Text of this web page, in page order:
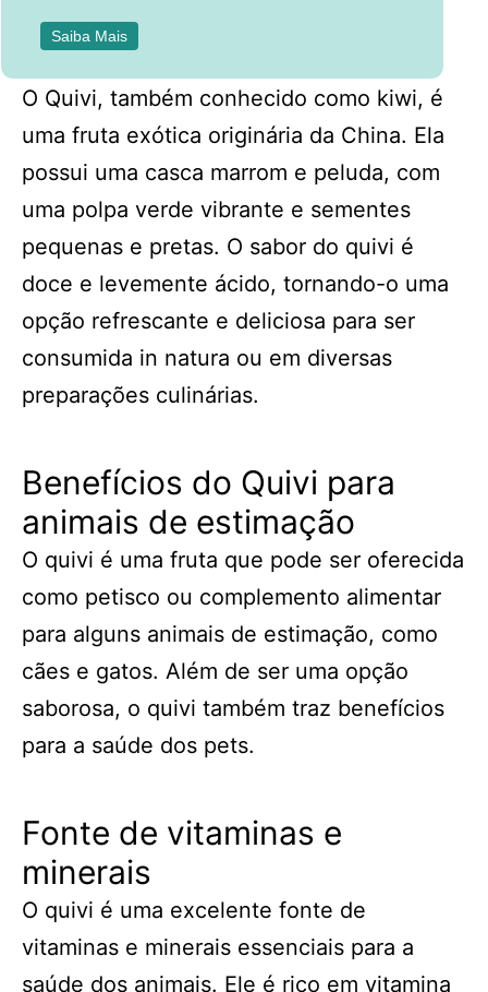
Saiba Mais
O Quivi, também conhecido como kiwi, é
uma fruta exótica originária da China. Ela
possui uma casca marrom e peluda, com
uma polpa verde vibrante e sementes
pequenas e pretas. O sabor do quivi é
doce e levemente ácido, tornando-o uma
opção refrescante e deliciosa para ser
consumida in natura ou em diversas
preparações culinárias.
Benefícios do Quivi para
animais de estimação
O quivi é uma fruta que pode ser oferecida
como petisco ou complemento alimentar
para alguns animais de estimação, como
cães e gatos. Além de ser uma opção
saborosa, o quivi também traz benefícios
para a saúde dos pets.
Fonte de vitaminas e
minerais
O quivi é uma excelente fonte de
vitaminas e minerais essenciais para a
saúde dos animais. Ele é rico em vitamina